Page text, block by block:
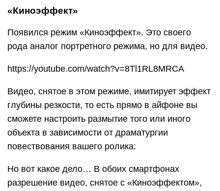
«Киноэффект»
Появился режим «Киноэффект». Это своего
рода аналог портретного режима, но для видео.
https://youtube.com/watch?v=8Tl1RL8MRCA
Видео, снятое в этом режиме, имитирует эффект
глубины резкости, то есть прямо в айфоне вы
сможете настроить размытие того или иного
объекта в зависимости от драматургии
повествования вашего ролика:
Но вот какое дело… В обоих смартфонах
разрешение видео, снятое с «Киноэффектом»,